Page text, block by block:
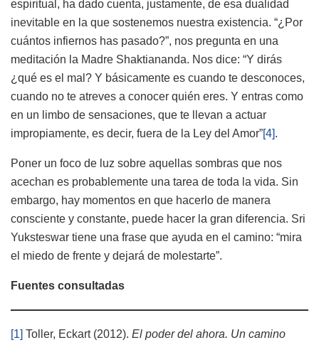
espiritual, ha dado cuenta, justamente, de esa dualidad
inevitable en la que sostenemos nuestra existencia. “¿Por
cuántos infiernos has pasado?”, nos pregunta en una
meditación la Madre Shaktiananda. Nos dice: “Y dirás
¿qué es el mal? Y básicamente es cuando te desconoces,
cuando no te atreves a conocer quién eres. Y entras como
en un limbo de sensaciones, que te llevan a actuar
impropiamente, es decir, fuera de la Ley del Amor”[4].
Poner un foco de luz sobre aquellas sombras que nos
acechan es probablemente una tarea de toda la vida. Sin
embargo, hay momentos en que hacerlo de manera
consciente y constante, puede hacer la gran diferencia. Sri
Yuksteswar tiene una frase que ayuda en el camino: “mira
el miedo de frente y dejará de molestarte”.
Fuentes consultadas
[1] Toller, Eckart (2012). El poder del ahora. Un camino